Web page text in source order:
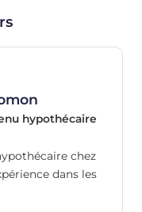
hypothécaire
chez
dans les